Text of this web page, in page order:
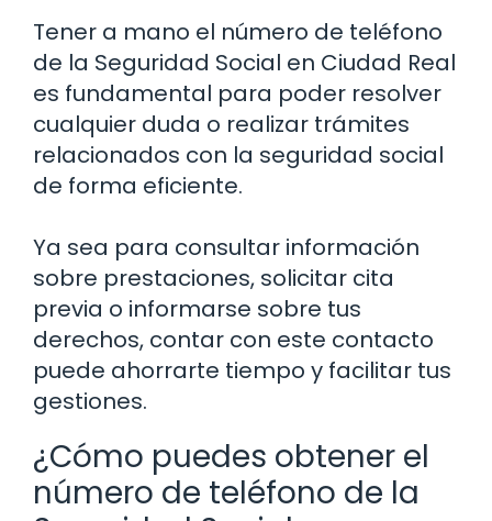
Tener a mano el número de teléfono
de la Seguridad Social en Ciudad Real
es fundamental para poder resolver
cualquier duda o realizar trámites
relacionados con la seguridad social
de forma eficiente.
Ya sea para consultar información
sobre prestaciones, solicitar cita
previa o informarse sobre tus
derechos, contar con este contacto
puede ahorrarte tiempo y facilitar tus
gestiones.
¿Cómo puedes obtener el
número de teléfono de la